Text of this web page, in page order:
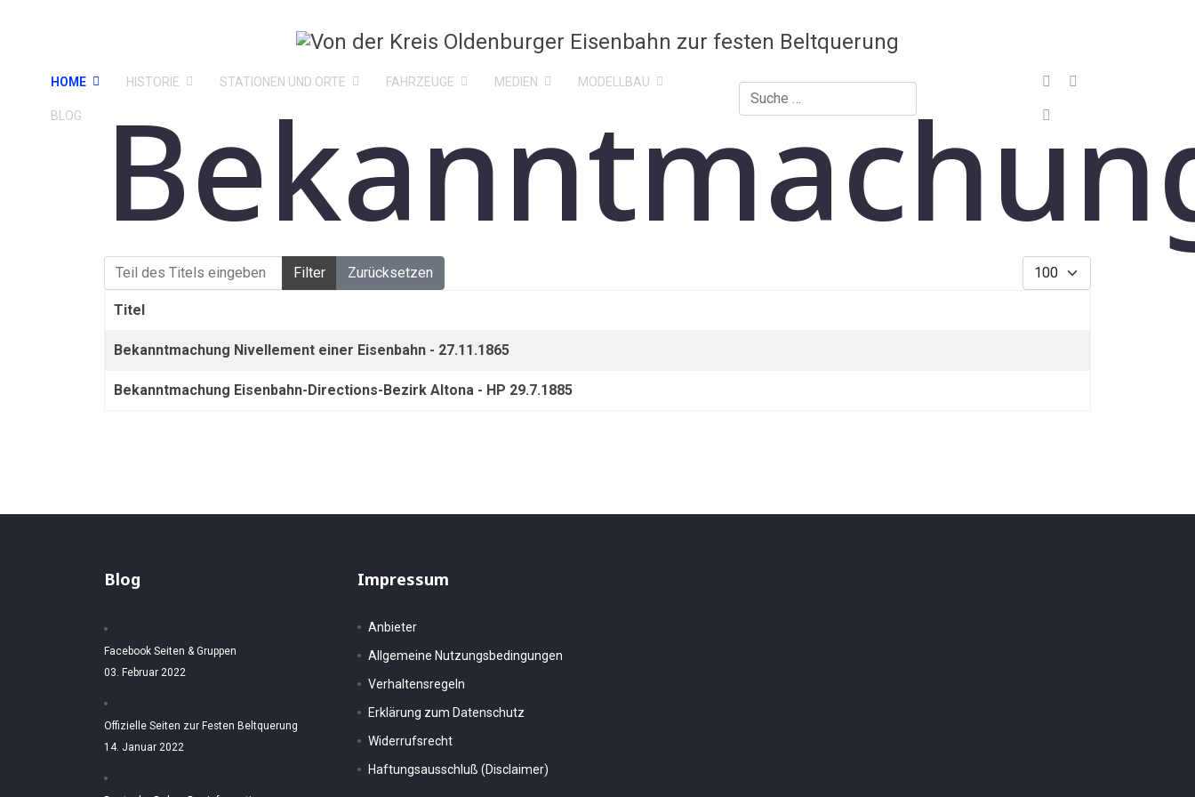
HOME HISTORIE STATIONEN UND ORTE FAHRZEUGE MEDIEN MODELLBAU
BLOG
Suchen
Teil des Titels eingeben Filter Zurücksetzen Anzeige #
Titel
Bekanntmachung Nivellement einer Eisenbahn - 27.11.1865
Bekanntmachung Eisenbahn-Directions-Bezirk Altona - HP 29.7.1885
Blog
Facebook Seiten & Gruppen
03. Februar 2022
Offizielle Seiten zur Festen Beltquerung
14. Januar 2022
Impressum
Anbieter
Allgemeine Nutzungsbedingungen
Verhaltensregeln
Erklärung zum Datenschutz
Widerrufsrecht
Haftungsausschluß (Disclaimer)